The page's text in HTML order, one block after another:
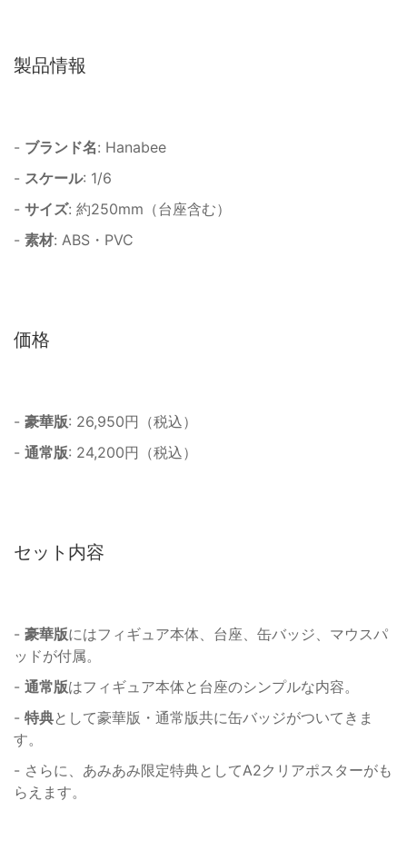
製品情報
- ブランド名: Hanabee
- スケール: 1/6
- サイズ: 約250mm（台座含む）
- 素材: ABS・PVC
価格
- 豪華版: 26,950円（税込）
- 通常版: 24,200円（税込）
セット内容
- 豪華版にはフィギュア本体、台座、缶バッジ、マウスパ
ッドが付属。
- 通常版はフィギュア本体と台座のシンプルな内容。
- 特典として豪華版・通常版共に缶バッジがついてきま
す。
- さらに、あみあみ限定特典としてA2クリアポスターがも
らえます。